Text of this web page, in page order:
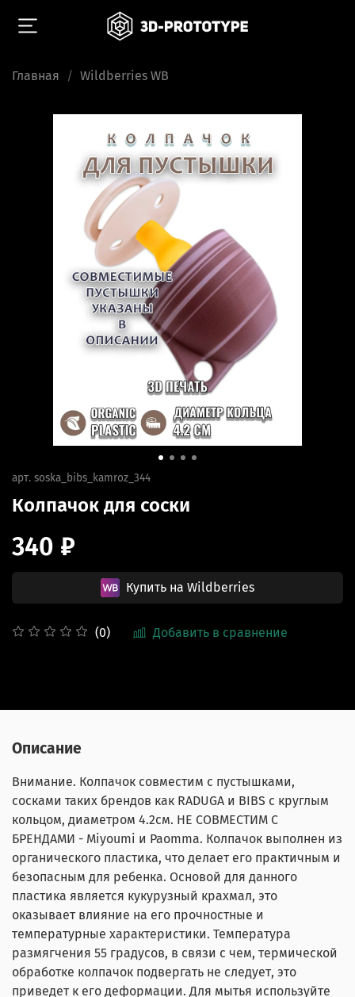
Главная Wildberries WB
арт. soska_bibs_kamroz_344
Колпачок для соски
(0) Добавить в сравнение
340 ₽
Купить на Wildberries
Описание
Внимание. Колпачок совместим с пустышками,
сосками таких брендов как RADUGA и BIBS с круглым
кольцом, диаметром 4.2см. НЕ СОВМЕСТИМ С
БРЕНДАМИ - Miyoumi и Paomma. Колпачок выполнен из
органического пластика, что делает его практичным и
безопасным для ребенка. Основой для данного
пластика является кукурузный крахмал, это
оказывает влияние на его прочностные и
температурные характеристики. Температура
размягчения 55 градусов, в связи с чем, термической
обработке колпачок подвергать не следует, это
приведет к его деформации. Для мытья используйте